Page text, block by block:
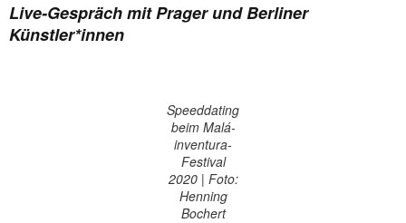
Live-Gespräch mit Prager und Berliner
Künstler*innen
Speeddating
beim Malá-
inventura-
Festival
2020 | Foto:
Henning
Bochert